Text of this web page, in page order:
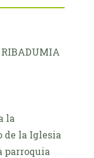
la
de la Iglesia
parroquia